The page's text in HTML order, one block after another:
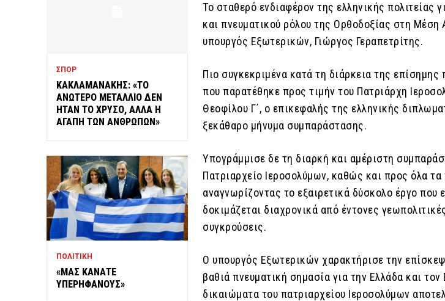
ΣΠΟΡ
ΚΑΚΛΑΜΑΝΑΚΗΣ: «ΤΟ
ΑΝΩΤΕΡΟ ΜΕΤΑΛΛΙΟ ΔΕΝ
ΗΤΑΝ ΤΟ ΧΡΥΣΟ, ΑΛΛΑ Η
ΑΓΑΠΗ ΤΩΝ ΑΝΘΡΩΠΩΝ»
ΠΟΛΙΤΙΚΗ
«ΜΑΣ ΚΑΝΑΤΕ
ΥΠΕΡΗΦΑΝΟΥΣ»
Το σταθερό ενδιαφέρον της ελληνικής πολιτείας
και πνευματικού ρόλου της Ορθοδοξίας στη Μέση
υπουργός Εξωτερικών, Γιώργος Γεραπετρίτης.
Πιο συγκεκριμένα κατά τη διάρκεια της
που παρατέθηκε προς τιμήν του Πατριάρχη
Θεοφίλου Γ΄, ο επικεφαλής της ελληνικής
ξεκάθαρο μήνυμα συμπαράστασης.
Υπογράμμισε δε τη διαρκή και αμέριστη
Πατριαρχείο Ιεροσολύμων, καθώς και προς όλα τα
αναγνωρίζοντας το εξαιρετικά δύσκολο έργο που
δοκιμάζεται διαχρονικά από έντονες
συγκρούσεις.
Ο υπουργός Εξωτερικών χαρακτήρισε την
βαθιά πνευματική σημασία για την Ελλάδα και τον
δικαιώματα του πατριαρχείου Ιεροσολύμων